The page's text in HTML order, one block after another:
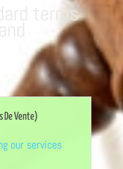
terms
De Vente)
our services